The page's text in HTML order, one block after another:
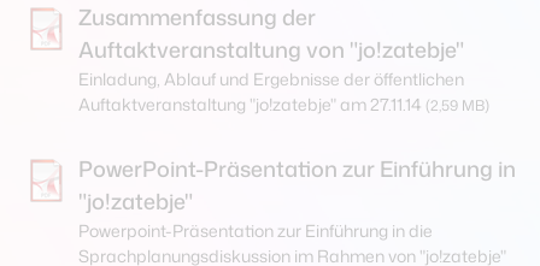
Zusammenfassung der
Auftaktveranstaltung von "jo!zatebje"
Einladung, Ablauf und Ergebnisse der öffentlichen
Auftaktveranstaltung "jo!zatebje" am 27.11.14 (2,59 MB)
PowerPoint-Präsentation zur Einführung in
"jo!zatebje"
Powerpoint-Präsentation zur Einführung in die
Sprachplanungsdiskussion im Rahmen von "jo!zatebje"